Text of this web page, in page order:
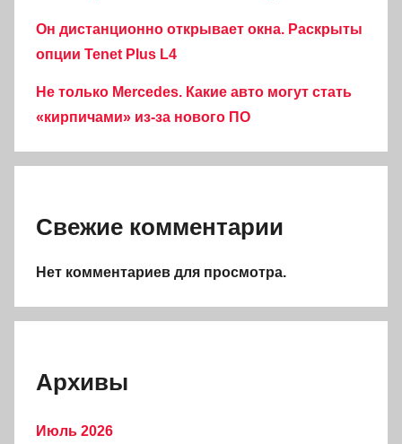
Он дистанционно открывает окна. Раскрыты
опции Tenet Plus L4
Не только Mercedes. Какие авто могут стать
«кирпичами» из-за нового ПО
Свежие комментарии
Нет комментариев для просмотра.
Архивы
Июль 2026